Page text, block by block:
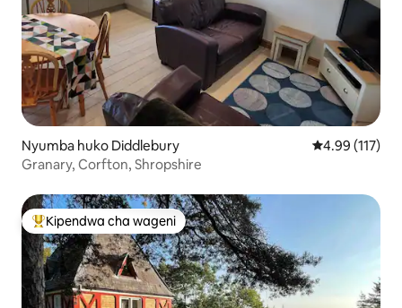
Nyumba huko Diddlebury Ukadiriaji wa
4.99 (117)
Granary, Corfton, Shropshire
Kipendwa maarufu cha wageni
Kipendwa cha wageni